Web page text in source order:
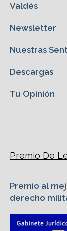
Valdés
Newsletter
Nuestras
Descargas
Tu Opinión
Premio De
Premio al
derecho